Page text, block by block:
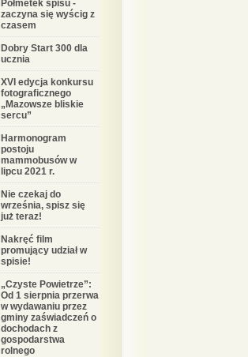
Półmetek spisu -
zaczyna się wyścig z
czasem
Dobry Start 300 dla
ucznia
XVI edycja konkursu
fotograficznego
„Mazowsze bliskie
sercu”
Harmonogram
postoju
mammobusów w
lipcu 2021 r.
Nie czekaj do
września, spisz się
już teraz!
Nakręć film
promujący udział w
spisie!
„Czyste Powietrze”:
Od 1 sierpnia przerwa
w wydawaniu przez
gminy zaświadczeń o
dochodach z
gospodarstwa
rolnego